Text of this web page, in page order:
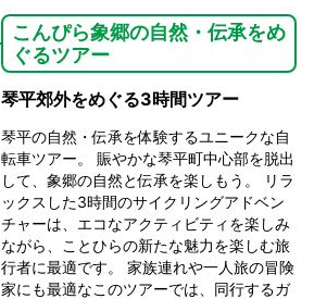
こんぴら象郷の自然・伝承をめ
ぐるツアー
琴平郊外をめぐる3時間ツアー
琴平の自然・伝承を体験するユニークな自
転車ツアー。 賑やかな琴平町中心部を脱出
して、象郷の自然と伝承を楽しもう。 リラ
ックスした3時間のサイクリングアドベン
チャーは、エコなアクティビティを楽しみ
ながら、ことひらの新たな魅力を楽しむ旅
行者に最適です。 家族連れや一人旅の冒険
家にも最適なこのツアーでは、同行するガ